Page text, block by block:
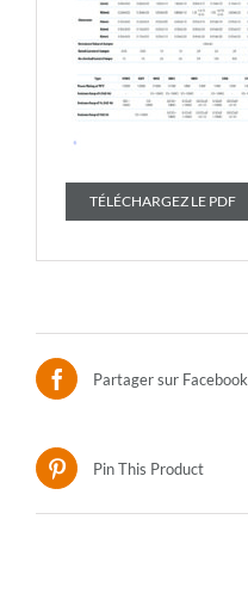
TÉLÉCHARGEZ LE PDF
Partager sur Facebook
Pin This Product